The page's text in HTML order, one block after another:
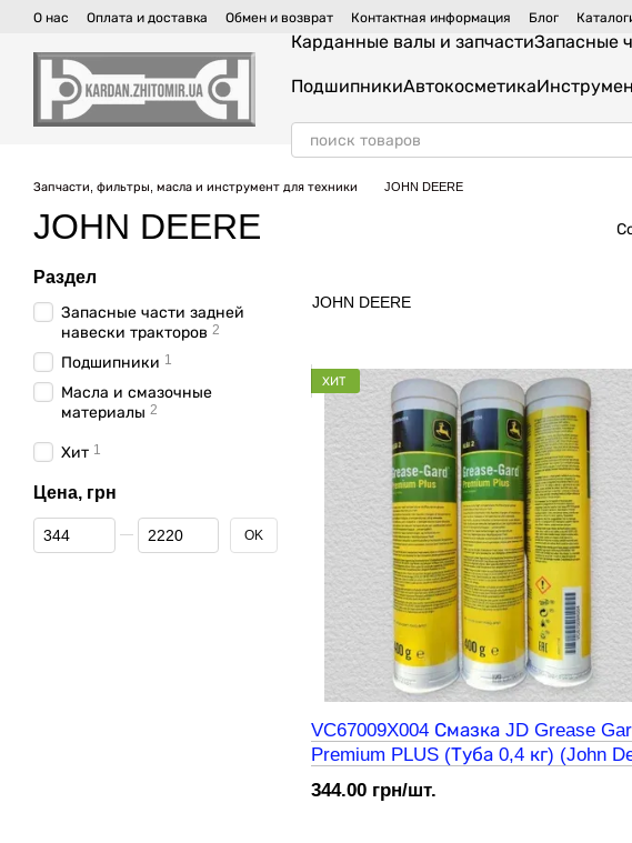
Перейти к основному контенту
О нас Оплата и доставка Обмен и возврат Контактная информация Блог
Карданные валы и запчастиЗапасные
ПодшипникиАвтокосметика
Запчасти, фильтры, масла и инструмент для техники JOHN DEERE
JOHN DEERE
JOHN DEERE
ХИТ
VC67009X004 Смазка JD Grease
Premium PLUS (Туба 0,4 кг) (John
344.00 грн/шт.
Раздел
Запасные части задней
навески тракторов 2
Подшипники 1
Масла и смазочные
материалы 2
Хит 1
Цена, грн
От Цена, грн
До Цена, грн OK